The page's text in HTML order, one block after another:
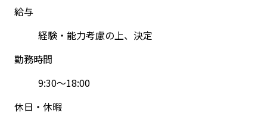
給与
経験・能力考慮の上、決定
勤務時間
9:30〜18:00
休日・休暇